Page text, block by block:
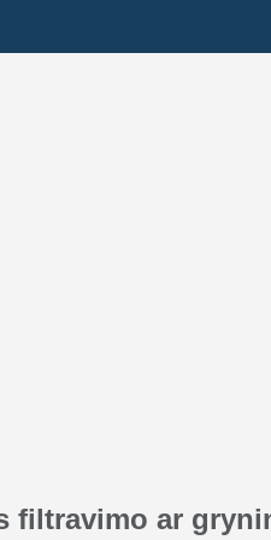
filtravimo ar